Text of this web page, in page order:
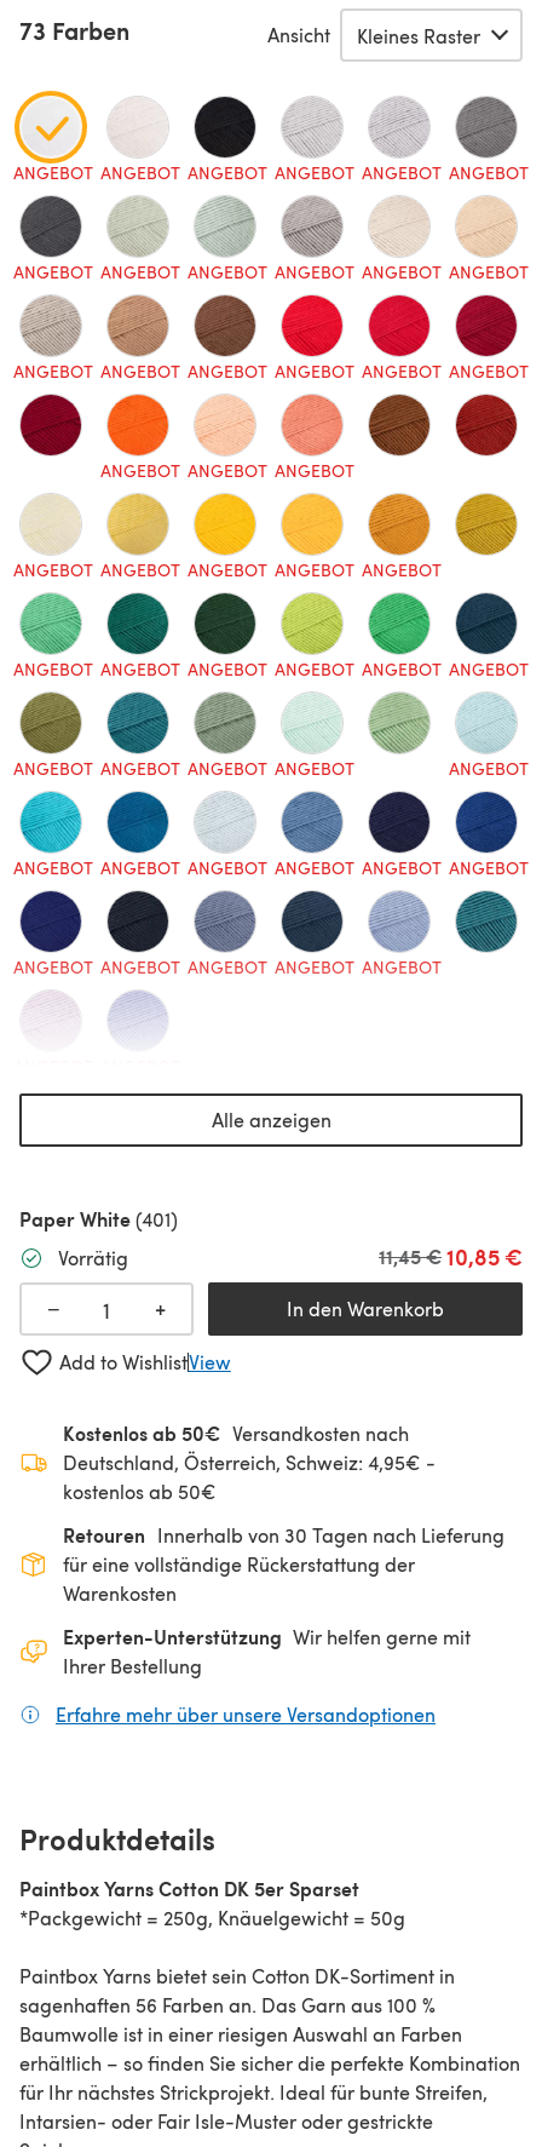
73 Farben Ansicht
ANGEBOT ANGEBOT ANGEBOT ANGEBOT ANGEBOT ANGEBOT
ANGEBOT ANGEBOT ANGEBOT ANGEBOT ANGEBOT ANGEBOT
ANGEBOT ANGEBOT ANGEBOT ANGEBOT ANGEBOT ANGEBOT
ANGEBOT ANGEBOT ANGEBOT
ANGEBOT ANGEBOT ANGEBOT ANGEBOT ANGEBOT
ANGEBOT ANGEBOT ANGEBOT ANGEBOT ANGEBOT ANGEBOT
ANGEBOT ANGEBOT ANGEBOT ANGEBOT ANGEBOT
ANGEBOT ANGEBOT ANGEBOT ANGEBOT ANGEBOT ANGEBOT
ANGEBOT ANGEBOT ANGEBOT ANGEBOT ANGEBOT
Alle anzeigen
Paper White(401)
Vorrätig
10,85 €
Alter Preis
11,45 €
− + In den Warenkorb
Add to WishlistView
Kostenlos ab 50€ Versandkosten nach
Deutschland, Österreich, Schweiz: 4,95€ -
kostenlos ab 50€
Retouren Innerhalb von 30 Tagen nach Lieferung
für eine vollständige Rückerstattung der
Warenkosten
Experten-Unterstützung Wir helfen gerne mit
Ihrer Bestellung
Erfahre mehr über unsere Versandoptionen
Produktdetails
Paintbox Yarns Cotton DK 5er Sparset
*Packgewicht = 250g, Knäuelgewicht = 50g
Paintbox Yarns bietet sein Cotton DK-Sortiment in
sagenhaften 56 Farben an. Das Garn aus 100 %
Baumwolle ist in einer riesigen Auswahl an Farben
erhältlich – so finden Sie sicher die perfekte Kombination
für Ihr nächstes Strickprojekt. Ideal für bunte Streifen,
Intarsien- oder Fair Isle-Muster oder gestrickte